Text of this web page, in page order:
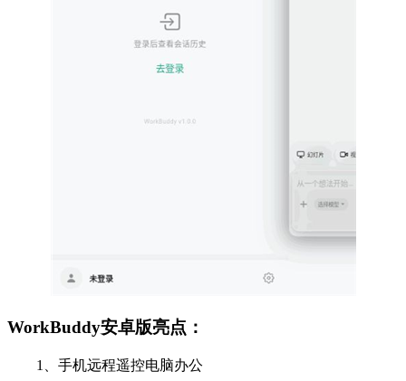
WorkBuddy安卓版亮点：
1、手机远程遥控电脑办公